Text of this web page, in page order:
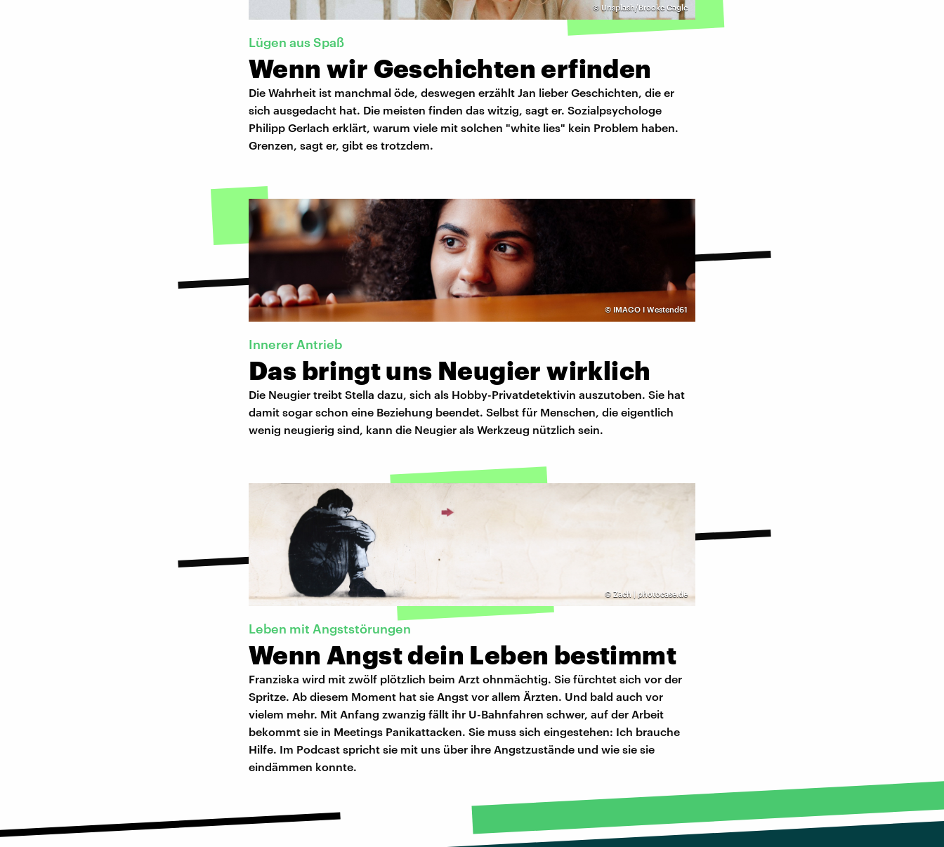
©Unsplash/Brooke Cagle
Lügen aus Spaß
Wenn wir Geschichten erfinden
Die Wahrheit ist manchmal öde, deswegen erzählt Jan lieber Geschichten, die er
sich ausgedacht hat. Die meisten finden das witzig, sagt er. Sozialpsychologe
Philipp Gerlach erklärt, warum viele mit solchen "white lies" kein Problem haben.
Grenzen, sagt er, gibt es trotzdem.
© IMAGO I Westend61
Innerer Antrieb
Das bringt uns Neugier wirklich
Die Neugier treibt Stella dazu, sich als Hobby-Privatdetektivin auszutoben. Sie hat
damit sogar schon eine Beziehung beendet. Selbst für Menschen, die eigentlich
wenig neugierig sind, kann die Neugier als Werkzeug nützlich sein.
©Zach | photocase.de
Leben mit Angststörungen
Wenn Angst dein Leben bestimmt
Franziska wird mit zwölf plötzlich beim Arzt ohnmächtig. Sie fürchtet sich vor der
Spritze. Ab diesem Moment hat sie Angst vor allem Ärzten. Und bald auch vor
vielem mehr. Mit Anfang zwanzig fällt ihr U-Bahnfahren schwer, auf der Arbeit
bekommt sie in Meetings Panikattacken. Sie muss sich eingestehen: Ich brauche
Hilfe. Im Podcast spricht sie mit uns über ihre Angstzustände und wie sie sie
eindämmen konnte.